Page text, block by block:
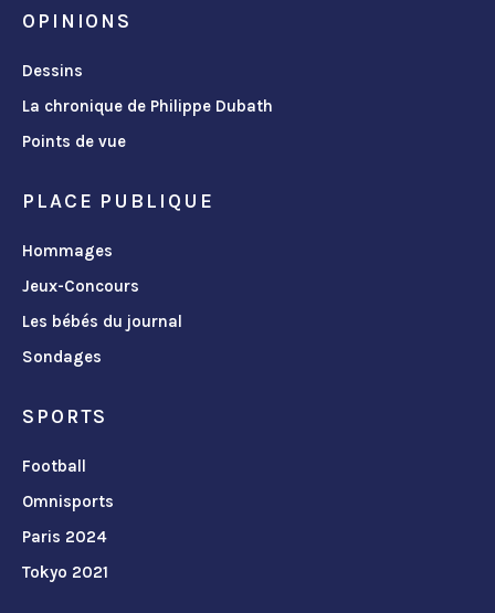
OPINIONS
Dessins
La chronique de Philippe Dubath
Points de vue
PLACE PUBLIQUE
Hommages
Jeux-Concours
Les bébés du journal
Sondages
SPORTS
Football
Omnisports
Paris 2024
Tokyo 2021